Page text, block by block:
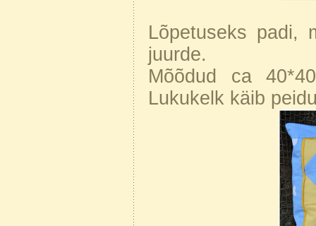
Lõpetuseks padi,
juurde.
Mõõdud ca
Lukukelk käib